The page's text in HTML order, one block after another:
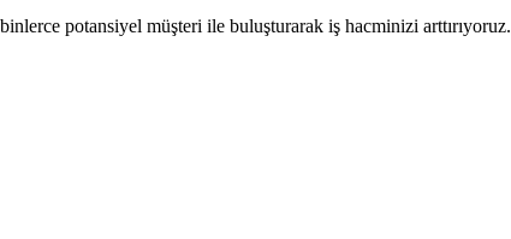
potansiyel müşteri ile buluşturarak iş hacminizi arttırıyoruz.